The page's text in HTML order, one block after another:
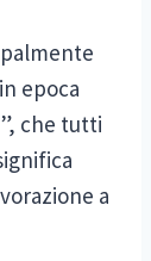
epoca
che tutti
a